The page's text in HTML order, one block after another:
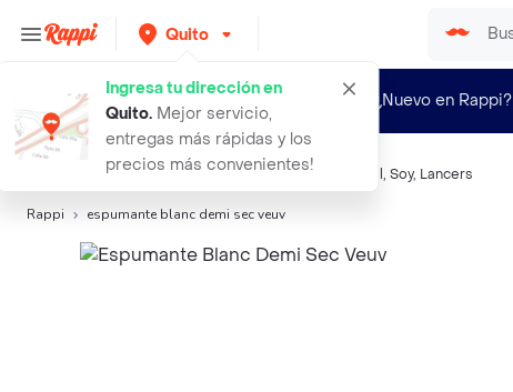
Quito
Ingresa tu dirección en
Quito. Mejor servicio,
entregas más rápidas y los
precios más convenientes!
¿Nuevo en Rappi?
Búsquedas relacionadas: Espumantes,Veuve , Soy, Lancers
Rappi espumante blanc demi sec veuv